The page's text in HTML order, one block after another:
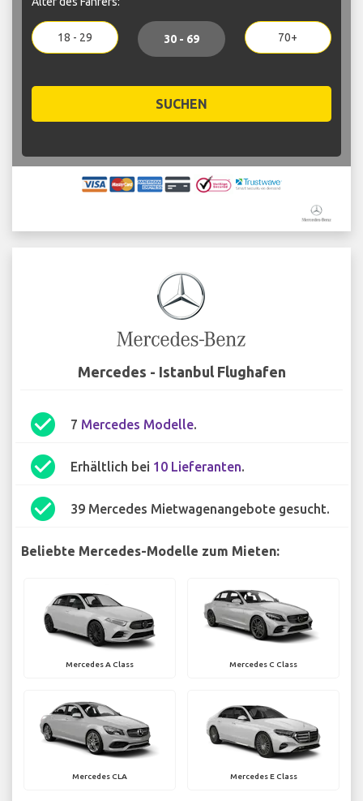
18 - 29 30 - 69 70+
SUCHEN
Mercedes - Istanbul Flughafen
check_circle 7 Mercedes Modelle.
check_circle Erhältlich bei 10 Lieferanten.
check_circle 39 Mercedes Mietwagenangebote gesucht.
Beliebte Mercedes-Modelle zum Mieten:
Mercedes A Class Mercedes C Class
Mercedes CLA Mercedes E Class